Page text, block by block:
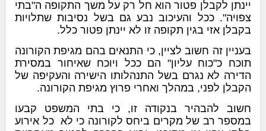
יינתן לקבלן פטור הוא חל רק על משך התקופה ה"בתי
צפויה". ככל והעיכוב נבע גם בשל נסיבות שתלויות
בקבלן אזי בגין תקופה זו לא יינתן פטור כלל.
בעניין זה חשוב לציין, כי התנאים בהם מגיפת הקורונה
תוכח כ"כוח עליון" הם ככל ויוכח שאיחור במסירת
הדירה לא נגרם בשל התנהלותו הישירה והעקיפה של
הקבלן לפני, במהלך ואחרי פרוץ מגיפת הקורונה.
חשוב להבהיר בנקודה זו, כי בתי המשפט קבעו
במספר רב של מקרים ביחס לקורונה כי לא כל אירוע